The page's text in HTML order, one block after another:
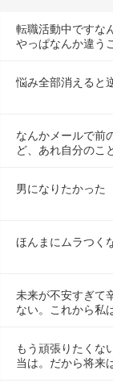
転職活動中ですな
やっぱなんか違う
悩み全部消えると
なんかメールで前
ど、あれ自分のこ
男になりたかった
ほんまにムラつく
未来が不安すぎて
ない。これから私
もう頑張りたくな
当は。だから将来